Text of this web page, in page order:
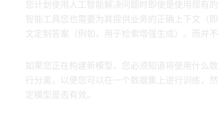
您计划使用人工智能解决问题时——即使是使用现有的大
智能工具——您也需要为其提供业务的正确上下文
文定制答案（例如，用于检索增强生成）。而并
如果您正在构建新模型，您必须知道将使用什么
行分离，以便您可以在一个数据集上进行训练，
定模型是否有效。